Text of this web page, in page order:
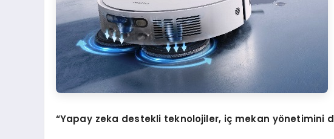
“Yapay zeka destekli teknolojiler, iç mekan yönetimini